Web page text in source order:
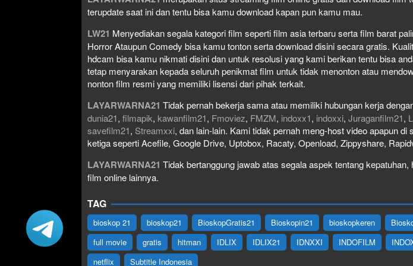
terupdate saat ini dan tentu bisa kamu download kapan pun kamu mau.
LW21 Menyediakan segala kategori film seperti film asia terbaru serta film barat
Horror Ataupun Comedy bisa kamu tonton serta download disini secara gratis.
hdcam bisa kamu nikmati disini dan untuk resolusi yang kami berikan tentu bisa
tetap menyarakan kepada seluruh penikmat film untuk tidak menonton atau
nonton film resmi yang memiliki lisensi dari pihak terkait.
LAYARWARNA21 Tidak pernah bekerja sama atau memiliki hubungan kerja
dunia21, filmapik, kawanfilm21, Fmoviez, FMZM, indoxx1, indoxxi, Juraganfilm21,
savefilm21, Streamxxi, dan lain-lain. Kami tidak pernah meng-host video apapun di
ketiga seperti Acefile, Google Drive, Uptobox, Racaty, Openload, Zippyshare,
LAYARWARNA21 Tidak bertanggung jawab atas segala aspek tentang
film online lainnya.
TAG
bioskop 21 bioskop21 BioskopGratis21 Bioskopin21 bioskopkeren
full movie
gratis hitman IDLIX IDLIX21 IDNXXI INDOFILM
netflix
Subtitle Indonesia